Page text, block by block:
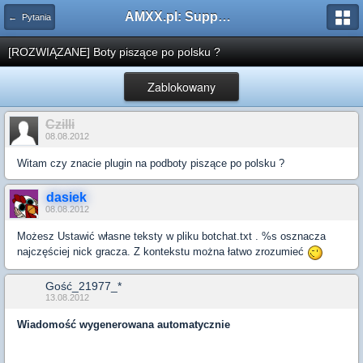
← Pytania AMXX.pl: Support AMX Mod X i SourceMod
[ROZWIĄZANE] Boty piszące po polsku ?
Zablokowany
Czilli
08.08.2012
Witam czy znacie plugin na podboty piszące po polsku ?
dasiek
08.08.2012
Możesz Ustawić własne teksty w pliku botchat.txt . %s osznacza
najczęściej nick gracza. Z kontekstu można łatwo zrozumieć
Gość_21977_*
13.08.2012
Wiadomość wygenerowana automatycznie